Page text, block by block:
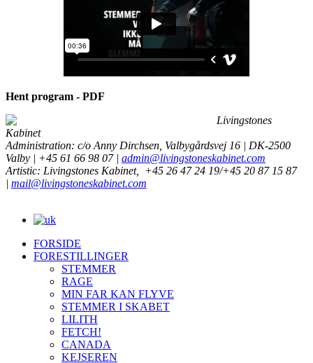
Hent program - PDF
Livingstones
Kabinet
Administration: c/o Anny Dirchsen, Valbygårdsvej 16 | DK-2500
Valby | +45 61 66 98 07 | admin@livingstoneskabinet.com
Artistic: Livingstones Kabinet,
+45 26 47 24 19/+45 20 87 15 87
| mail@livingstoneskabinet.com
FORSIDE
FORESTILLINGER
STEMMER
RAGE
MIN FAR KAN FLYVE
STEMMER I SKABET
LILITH
FETCH!
CANADA
KEJSEREN